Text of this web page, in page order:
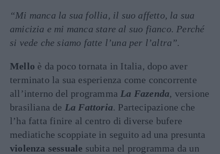
“Mi manca la sua follia, il suo affetto, la sua
amicizia e mi manca stare al suo fianco. Perché
si vede che siamo fatte l’una per l’altra”.
Mello è da poco tornata in Italia, dopo aver
terminato la sua esperienza come concorrente
all’interno del programma La Fazenda, versione
brasiliana de La Fattoria. Partecipazione che
l’ha fatta finire al centro di diverse bufere
mediatiche scoppiate in seguito ad una presunta
violenza sessuale subita nel programma da un